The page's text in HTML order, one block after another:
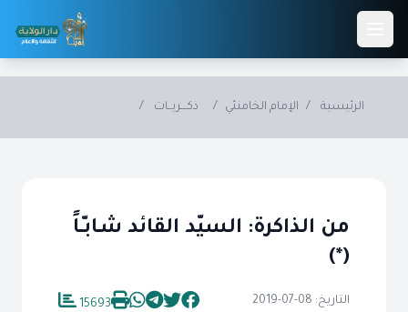
Skip to main content
الرئيسية / الإمام الخامنئي / ذكـــريــات /
من الذاكرة: السيّد القائد شـابـّـاً
(*)
التاريخ: 08-07-2019 15693